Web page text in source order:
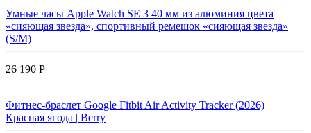
Умные часы Apple Watch SE 3 40 мм из алюминия цвета
«сияющая звезда», спортивный ремешок «сияющая звезда»
(S/M)
26 190 Р
Фитнес-браслет Google Fitbit Air Activity Tracker (2026)
Красная ягода | Berry